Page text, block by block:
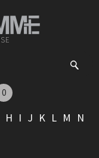
0
H I J K L M
N